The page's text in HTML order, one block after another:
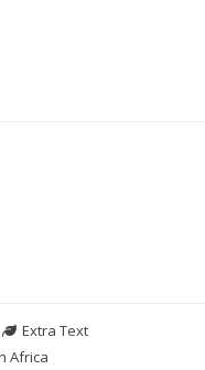
Extra Text
Africa